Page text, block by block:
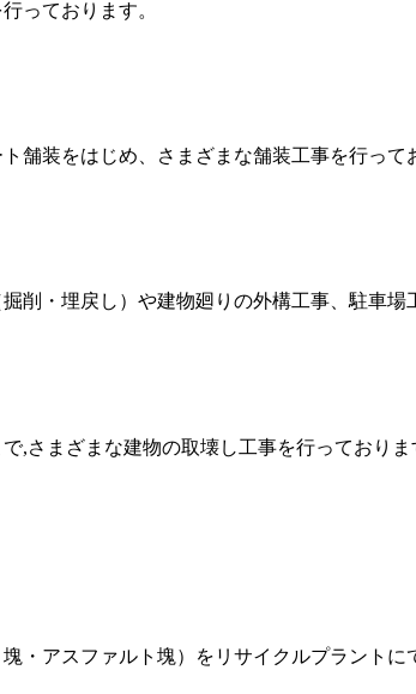
っております。
舗装をはじめ、さまざまな舗装工事を行って
・埋戻し）や建物廻りの外構工事、駐車場
,さまざまな建物の取壊し工事を行っておりま
・アスファルト塊）をリサイクルプラント